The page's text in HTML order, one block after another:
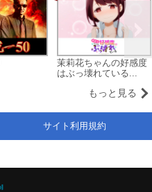
茉莉花ちゃんの好感度
はぶっ壊れている...
もっと見る
サイト利用規約